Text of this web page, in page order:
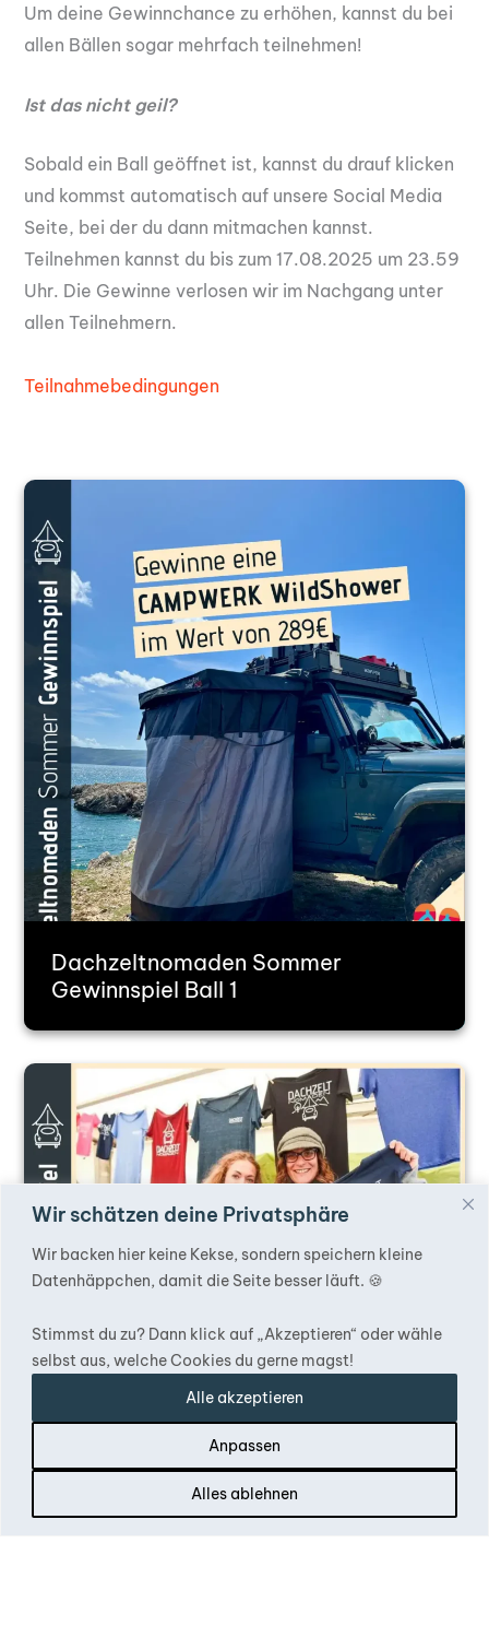
Wir schätzen deine Privatsphäre
Wir backen hier keine Kekse, sondern speichern kleine
Datenhäppchen, damit die Seite besser läuft. 🍪
Stimmst du zu? Dann klick auf „Akzeptieren“ oder wähle
selbst aus, welche Cookies du gerne magst!
Anpassen
Alles ablehnen
Alle akzeptieren
Um deine Gewinnchance zu erhöhen, kannst du bei
allen Bällen sogar mehrfach teilnehmen!
Ist das nicht geil?
Sobald ein Ball geöffnet ist, kannst du drauf klicken
und kommst automatisch auf unsere Social Media
Seite, bei der du dann mitmachen kannst.
Teilnehmen kannst du bis zum 17.08.2025 um 23.59
Uhr. Die Gewinne verlosen wir im Nachgang unter
allen Teilnehmern.
Teilnahmebedingungen
Dachzeltnomaden Sommer
Gewinnspiel Ball 1